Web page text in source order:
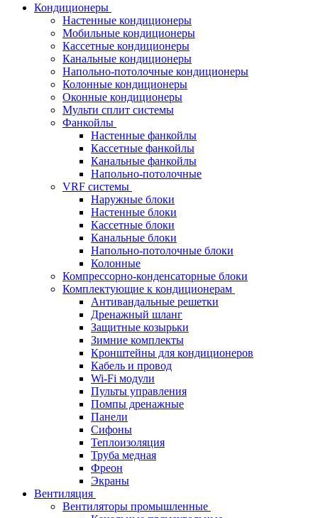
Кондиционеры
Настенные кондиционеры
Мобильные кондиционеры
Кассетные кондиционеры
Канальные кондиционеры
Напольно-потолочные кондиционеры
Колонные кондиционеры
Оконные кондиционеры
Мульти сплит системы
Фанкойлы
Настенные фанкойлы
Кассетные фанкойлы
Канальные фанкойлы
Напольно-потолочные
VRF системы
Наружные блоки
Настенные блоки
Кассетные блоки
Канальные блоки
Напольно-потолочные блоки
Колонные
Компрессорно-конденсаторные блоки
Комплектующие к кондиционерам
Антивандальные решетки
Дренажный шланг
Защитные козырьки
Зимние комплекты
Кронштейны для кондиционеров
Кабель и провод
Wi-Fi модули
Пульты управления
Помпы дренажные
Панели
Сифоны
Теплоизоляция
Труба медная
Фреон
Экраны
Вентиляция
Вентиляторы промышленные